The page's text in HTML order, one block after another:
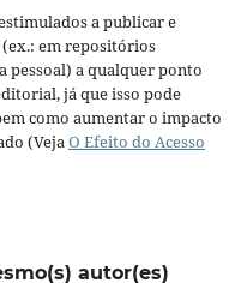
a publicar e
em repositórios
pessoal) a qualquer ponto
já que isso pode
como aumentar o impacto
(VejaO Efeito do Acesso
autor(es)